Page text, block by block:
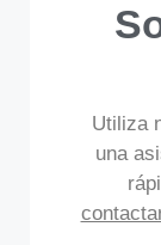
Utiliza
una